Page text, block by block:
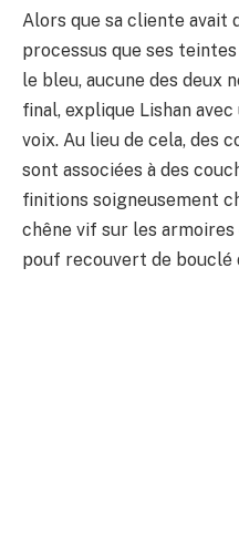
Alors que sa cliente avait
processus que ses
le bleu, aucune des deux
final, explique Lishan
voix. Au lieu de cela, des
sont associées à des
finitions soigneusement
chêne vif sur les armoires
pouf recouvert de bouclé